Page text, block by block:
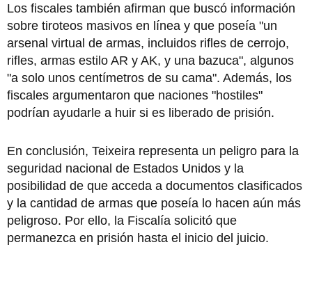
Los fiscales también afirman que buscó información
sobre tiroteos masivos en línea y que poseía "un
arsenal virtual de armas, incluidos rifles de cerrojo,
rifles, armas estilo AR y AK, y una bazuca", algunos
"a solo unos centímetros de su cama". Además, los
fiscales argumentaron que naciones "hostiles"
podrían ayudarle a huir si es liberado de prisión.
En conclusión, Teixeira representa un peligro para la
seguridad nacional de Estados Unidos y la
posibilidad de que acceda a documentos clasificados
y la cantidad de armas que poseía lo hacen aún más
peligroso. Por ello, la Fiscalía solicitó que
permanezca en prisión hasta el inicio del juicio.